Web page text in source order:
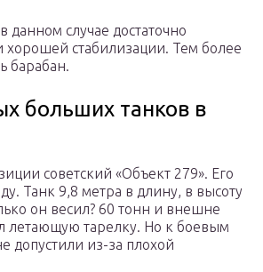
данном случае достаточно
стабилизации. Тем более
барабан.
больших танков в
советский «Объект 279». Его
Танк 9,8 метра в длину, в высоту
он весил? 60 тонн и внешне
летающую тарелку. Но к боевым
допустили из-за плохой